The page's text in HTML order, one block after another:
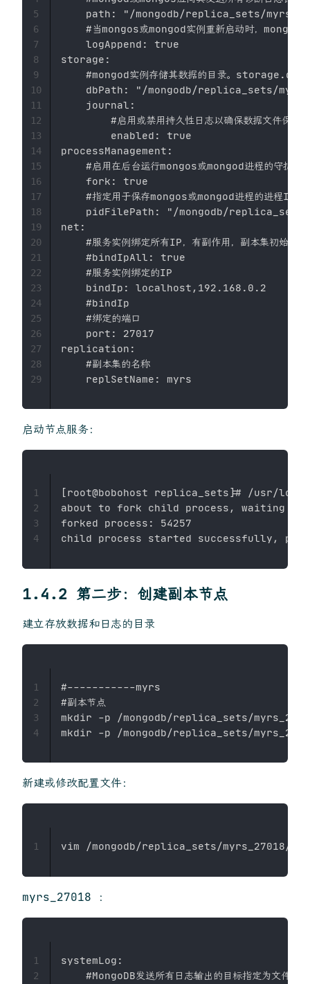
path: "/mongodb/replica_sets/
#当mongos或mongod实例重新启动时，mongos或
    logAppend: true
storage:
#mongod实例存储其数据的目录。
dbPath: "/mongodb/replica_sets/
    journal:
#启用或禁用持久性日志以确保数据文件保持
        enabled: true
processManagement:
#启用在后台运行mongos或mongod进程的守护进
    fork: true
#指定用于保存mongos或mongod进程的进程ID
pidFilePath: "/mongodb/
net:
#服务实例绑定所有IP，有副作用，副本集初始化
    #bindIpAll: true
    #服务实例绑定的IP
    bindIp: localhost,192.168.0.2
    #bindIp
    #绑定的端口
    port: 27017
replication:
    #副本集的名称
5
6
7
8
9
10
11
12
13
14
15
16
17
18
19
20
21
22
23
24
25
26
27
28
29
启动节点服务：
[root@bobohost replica_sets]# /usr/local/
about to fork child process, waiting
forked process: 54257
1
2
3
4
1.4.2 第二步：创建副本节点
建立存放数据和日志的目录
#-----------myrs
#副本节点
mkdir -p /mongodb/replica_sets/
1
2
3
4
新建或修改配置文件：
1
myrs_27018 ：
systemLog:
    #MongoDB发送所有日志输出的目标指定为文件
1
2